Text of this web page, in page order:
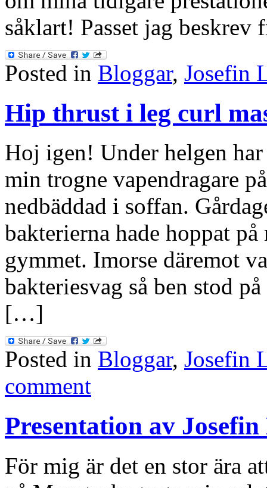
såklart! Passet jag
Posted in Bloggar, Josefin
Hip thrust i leg curl
Hoj igen! Under helgen
min trogne vapendragare
nedbäddad i soffan.
bakterierna hade hoppat
gymmet. Imorse däremot
bakteriesvag så ben stod
[…]
Posted in Bloggar, Josefin
comment
Presentation av
För mig är det en stor ära